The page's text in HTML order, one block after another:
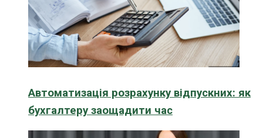
Автоматизація розрахунку відпускних: як
бухгалтеру заощадити час